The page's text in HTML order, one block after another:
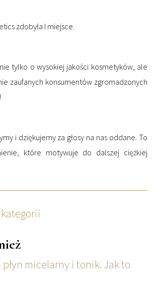
zdobyła I miejsce.
tylko o wysokiej jakości kosmetyków, ale
zaufanych konsumentów zgromadzonych
i dziękujemy za głosy na nas oddane. To
które motywuje do dalszej ciężkiej
kategorii
płyn micelarny i tonik. Jak to